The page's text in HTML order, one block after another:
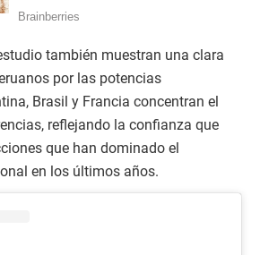
también muestran una clara
por las potencias
Brasil y Francia concentran el
reflejando la confianza que
que han dominado el
en los últimos años.